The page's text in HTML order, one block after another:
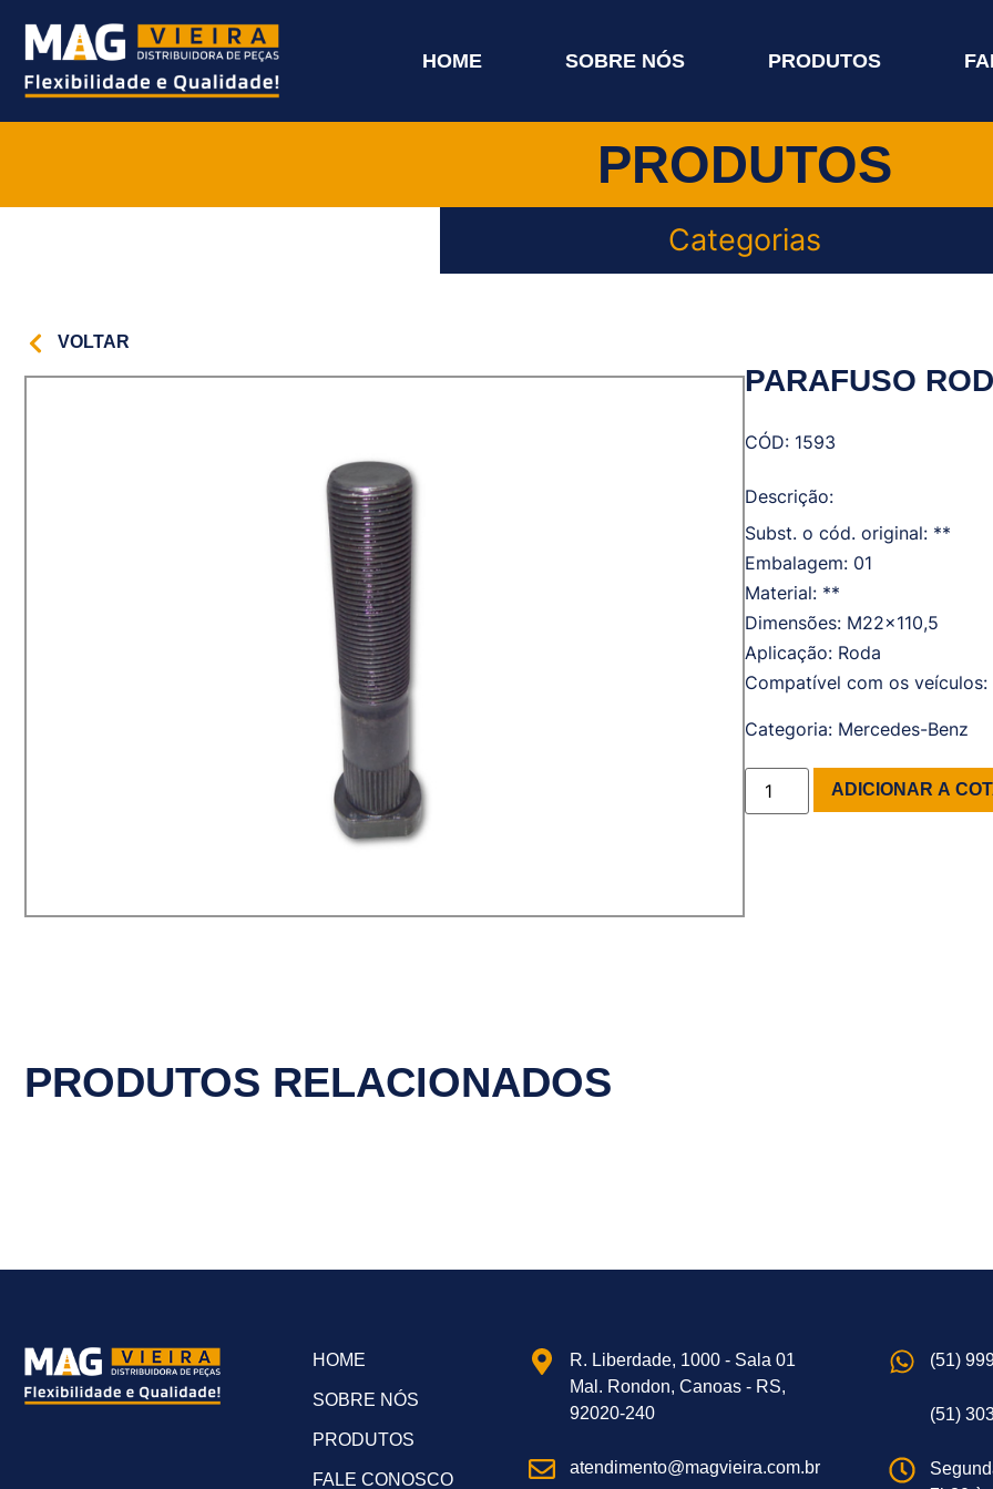
HOME SOBRE NÓS PRODUTOS
PRODUTOS
Categorias
VOLTAR
PARAFUSO
CÓD: 1593
Descrição:
Subst. o cód. original: **
Embalagem: 01
Material: **
Dimensões: M22x110,5
Aplicação: Roda
Compatível com os
Categoria: Mercedes-Benz
ADICIONAR A
PRODUTOS RELACIONADOS
HOME
SOBRE NÓS
PRODUTOS
FALE CONOSCO
R. Liberdade, 1000 - Sala 01
Mal. Rondon, Canoas - RS,
92020-240
atendimento@magvieira.com.br
(51)
(51)